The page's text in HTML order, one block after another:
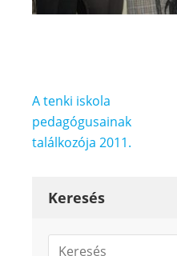
Bejegyzés
navigáció
A tenki iskola
pedagógusainak
találkozója 2011.
Keresés